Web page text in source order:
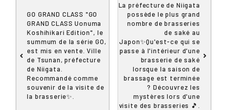
GO GRAND CLASS "GO
GRAND CLASS Uonuma
Koshihikari Edition", le
summum de la série GO,
est mis en vente. Ville
de Tsunan, préfecture
de Niigata.
Recommandé comme
souvenir de la visite de
la brasserie✨.
La préfecture de Niigata
possède le plus grand
nombre de brasseries
de saké au
Japon✨Qu'est-ce qui se
passe à l'intérieur d'une
brasserie de saké
lorsque la saison de
brassage est terminée
? Découvrez les
mystères lors d'une
visite des brasseries 🎵.